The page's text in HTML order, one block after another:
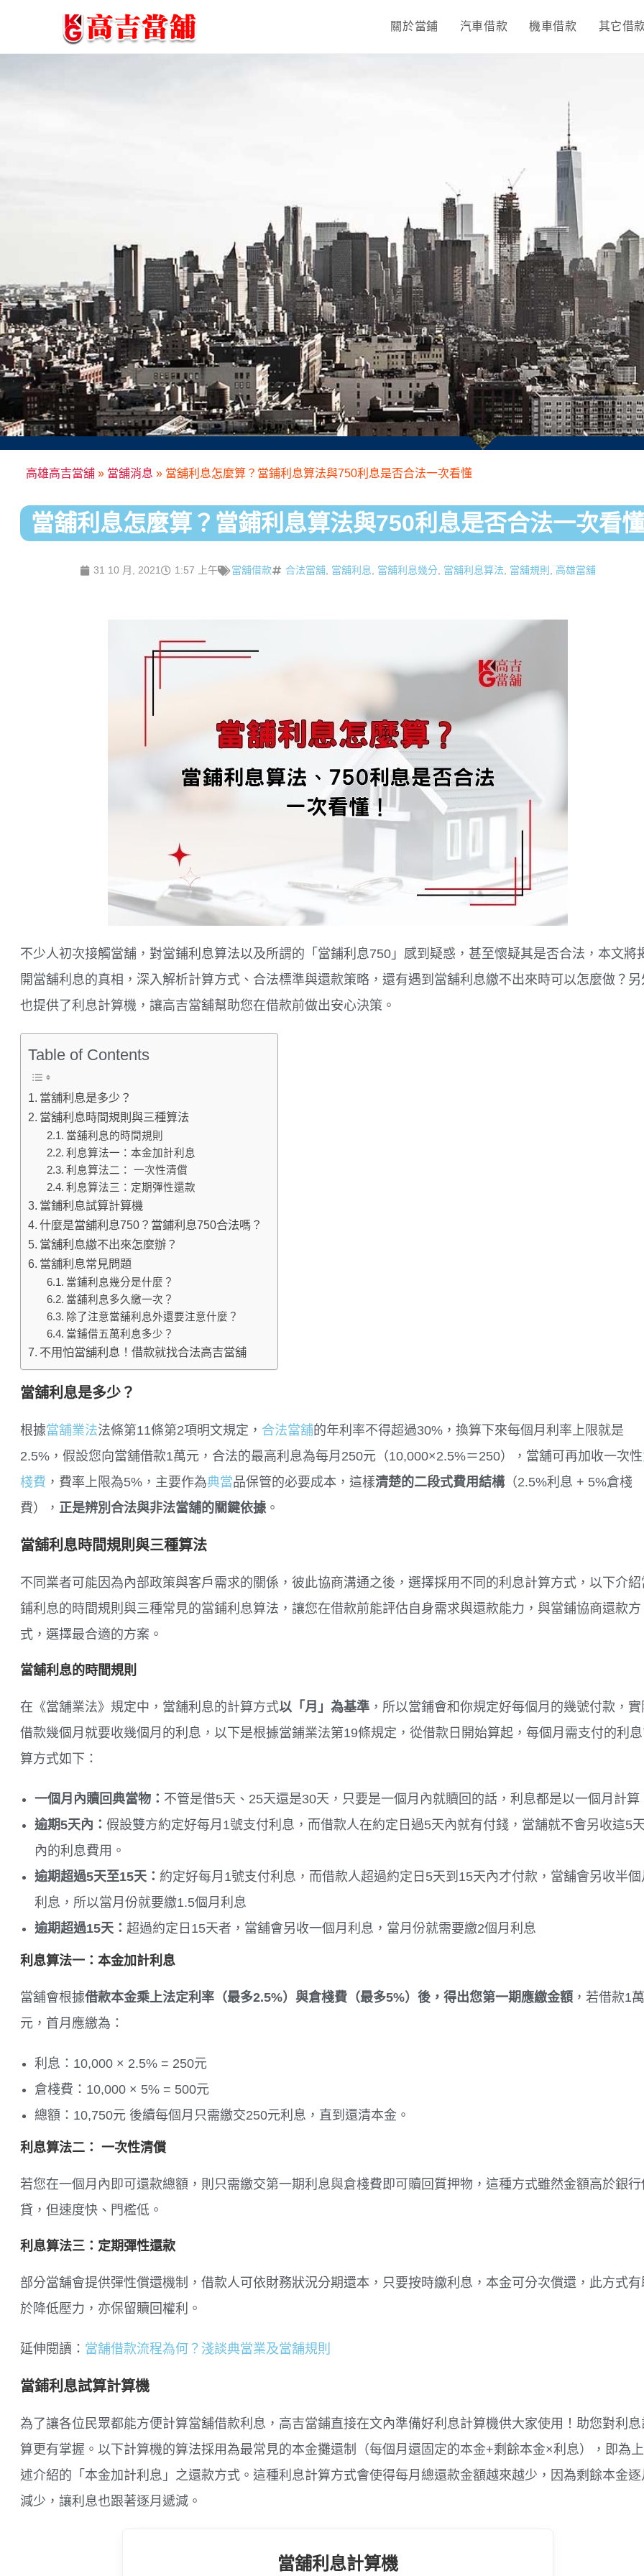
關於當鋪 汽車借款 機車借款 其它借
高雄高吉當舖 » 當舖消息 » 當舖利息怎麼算？當鋪利息算法與750利息是否合法一次看懂
當舖利息怎麼算？當鋪利息算法與750利息是否合法一次看
31 10 月, 2021 1:57 上午 當舖借款 合法當舖, 當舖利息, 當舖利息幾分, 當舖利息算法, 當舖規則 ,高雄當舖
不少人初次接觸當舖，對當鋪利息算法以及所謂的「當鋪利息750」感到疑惑，甚至懷疑其是否合法，本文將
開當舖利息的真相，深入解析計算方式、合法標準與還款策略，還有遇到當舖利息繳不出來時可以怎麼做？另
也提供了利息計算機，讓高吉當舖幫助您在借款前做出安心決策。
Table of Contents
當舖利息是多少？
當舖利息時間規則與三種算法
當舖利息的時間規則
利息算法一：本金加計利息
利息算法二： 一次性清償
利息算法三：定期彈性還款
當鋪利息試算計算機
什麼是當舖利息750？當鋪利息750合法嗎？
當舖利息繳不出來怎麼辦？
當舖利息常見問題
當鋪利息幾分是什麼？
當舖利息多久繳一次？
除了注意當舖利息外還要注意什麼？
當鋪借五萬利息多少？
不用怕當舖利息！借款就找合法高吉當舖
當舖利息是多少？
根據當舖業法法條第11條第2項明文規定， 合法當舖的年利率不得超過30%，換算下來每個月利率上限就是
2.5%，假設您向當舖借款1萬元，合法的最高利息為每月250元（10,000×2.5%＝250），當舖可再加收一次性
棧費 ，費率上限為5%，主要作為典當品保管的必要成本，這樣清楚的二段式費用結構（2.5%利息 + 5%倉棧
費）， 正是辨別合法與非法當舖的關鍵依據 。
當舖利息時間規則與三種算法
不同業者可能因為內部政策與客戶需求的關係，彼此協商溝通之後，選擇採用不同的利息計算方式，以下介紹
鋪利息的時間規則與三種常見的當鋪利息算法，讓您在借款前能評估自身需求與還款能力，與當鋪協商還款方
式，選擇最合適的方案。
當舖利息的時間規則
在《當舖業法》規定中，當舖利息的計算方式以「月」為基準 ，所以當鋪會和你規定好每個月的幾號付款，實
借款幾個月就要收幾個月的利息，以下是根據當鋪業法第19條規定，從借款日開始算起，每個月需支付的利
算方式如下：
一個月內贖回典當物： 不管是借5天、25天還是30天，只要是一個月內就贖回的話，利息都是以一個月計算
逾期5天內：假設雙方約定好每月1號支付利息，而借款人在約定日過5天內就有付錢，當舖就不會另收這5
內的利息費用。
逾期超過5天至15天： 約定好每月1號支付利息，而借款人超過約定日5天到15天內才付款，當舖會另收半個
利息，所以當月份就要繳1.5個月利息
逾期超過15天： 超過約定日15天者，當舖會另收一個月利息，當月份就需要繳2個月利息
利息算法一：本金加計利息
當舖會根據借款本金乘上法定利率（最多2.5%）與倉棧費（最多5%）後，得出您第一期應繳金額 ，若借款1
元，首月應繳為：
利息：10,000 × 2.5% = 250元
倉棧費：10,000 × 5% = 500元
總額：10,750元 後續每個月只需繳交250元利息，直到還清本金。
利息算法二： 一次性清償
若您在一個月內即可還款總額，則只需繳交第一期利息與倉棧費即可贖回質押物，這種方式雖然金額高於銀行
貸，但速度快、門檻低。
利息算法三： 定期彈性還款
部分當舖會提供彈性償還機制，借款人可依財務狀況分期還本，只要按時繳利息，本金可分次償還，此方式有
於降低壓力，亦保留贖回權利。
延伸閱讀： 當舖借款流程為何？淺談典當業及當舖規則
當鋪利息試算計算機
為了讓各位民眾都能方便計算當舖借款利息，高吉當鋪直接在文內準備好利息計算機供大家使用！助您對利息
算更有掌握。以下計算機的算法採用為最常見的本金攤還制（每個月還固定的本金+剩餘本金×利息），即為上
述介紹的「本金加計利息」之還款方式。這種利息計算方式會使得每月總還款金額越來越少，因為剩餘本金逐
減少，讓利息也跟著逐月遞減。
當舖利息計算機